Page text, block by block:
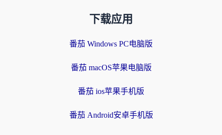
下载应用
番茄 Windows PC电脑版
番茄 macOS苹果电脑版
番茄 ios苹果手机版
番茄 Android安卓手机版